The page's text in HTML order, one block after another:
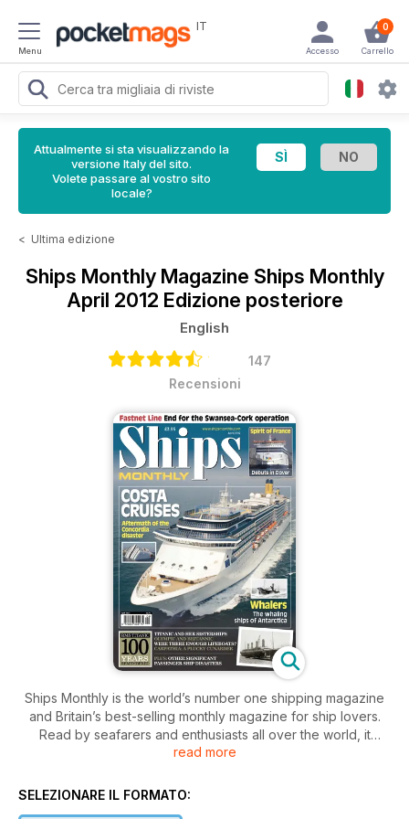
Menu
IT 0
Carrello
Accesso
Attualmente si sta visualizzando la
versione Italy del sito.
Volete passare al vostro sito
locale?
< Ultima edizione
Ships Monthly Magazine Ships Monthly
April 2012 Edizione posteriore
English
147
Recensioni
Ships Monthly is the world’s number one shipping magazine
and Britain’s best-selling monthly magazine for ship lovers.
Read by seafarers and enthusiasts all over the world, it
contains a unique mix of shipping and maritime news, broken
ships, warships, preserved vessels, tugs and cargo ships.
read more
SELEZIONARE IL FORMATO: